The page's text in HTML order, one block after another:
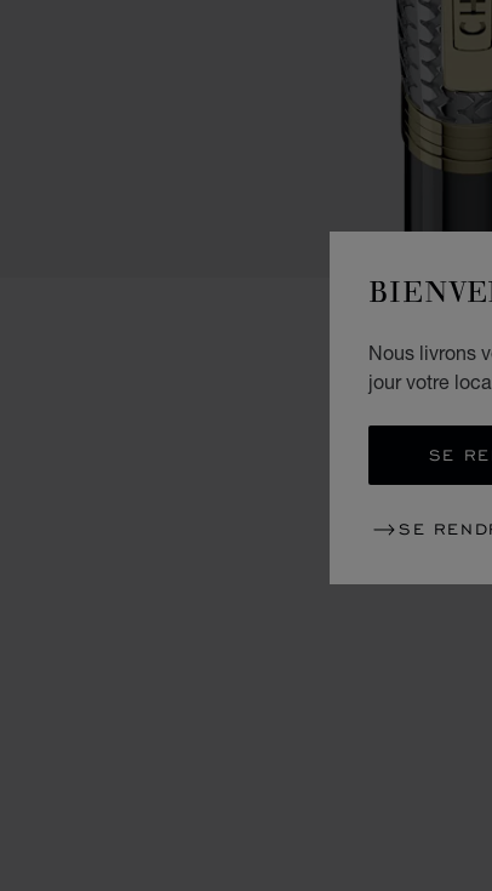
Nous livrons
jour votre
SE
SE